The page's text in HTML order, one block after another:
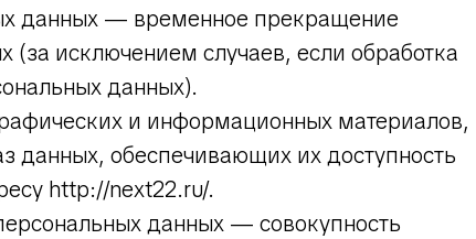
данных — временное прекращение
(за исключением случаев, если обработка
данных).
и информационных материалов,
данных, обеспечивающих их доступность
http://next22.ru/.
данных — совокупность